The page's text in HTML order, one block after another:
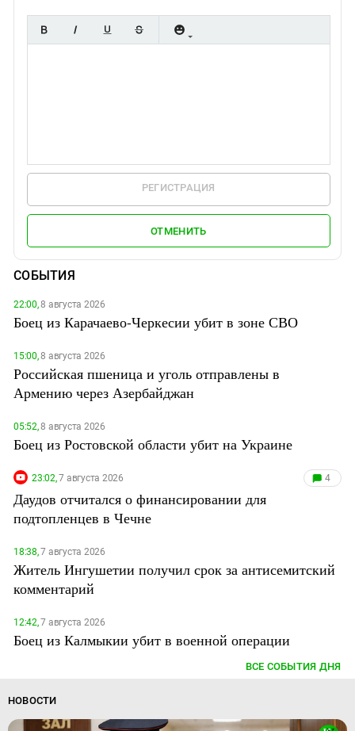
РЕГИСТРАЦИЯ
ОТМЕНИТЬ
СОБЫТИЯ
22:00,8 августа 2026
Боец из Карачаево-Черкесии убит в зоне СВО
15:00,8 августа 2026
Российская пшеница и уголь отправлены в
Армению через Азербайджан
05:52,8 августа 2026
Боец из Ростовской области убит на Украине
23:02,7 августа 2026 4
Даудов отчитался о финансировании для
подтопленцев в Чечне
18:38,7 августа 2026
Житель Ингушетии получил срок за антисемитский
комментарий
12:42,7 августа 2026
Боец из Калмыкии убит в военной операции
ВСЕ СОБЫТИЯ ДНЯ
НОВОСТИ